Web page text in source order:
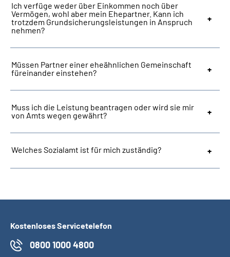
Ich verfüge weder über Einkommen noch über
Vermögen, wohl aber mein Ehepartner. Kann ich
trotzdem Grundsicherungsleistungen in Anspruch
nehmen?
Müssen Partner einer eheähnlichen Gemeinschaft
füreinander einstehen?
Muss ich die Leistung beantragen oder wird sie mir
von Amts wegen gewährt?
Welches Sozialamt ist für mich zuständig?
Kostenloses Servicetelefon
0800 1000 4800